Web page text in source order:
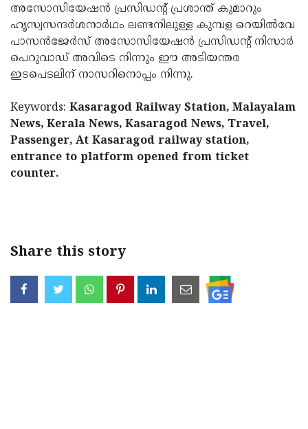
അസോസിയേഷന്‍ പ്രസിഡന്റ് പ്രശാന്ത് കുമാറും
ഹൃസ്വസന്ദര്‍ശനാര്‍ഥം ലണ്ടനിലുള്ള കുമ്പള റെയില്‍വേ
പാസന്‍ജേര്‍സ് അസോസിയേഷന്‍ പ്രസിഡന്റ് നിസാര്‍
പെറുവാഡ് അവിടെ നിന്നും ഈ അടിയന്തര
ഇടപെടലിന് നാസറിനൊപ്പം നിന്നു.
Keywords: Kasaragod Railway Station, Malayalam
News, Kerala News, Kasaragod News, Travel,
Passenger, At Kasaragod railway station,
entrance to platform opened from ticket
counter.
Share this story